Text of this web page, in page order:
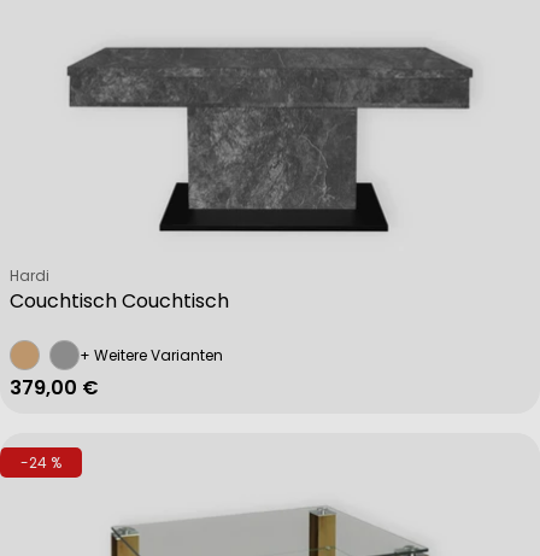
Couchtisch Couchtisch
Verkäufer:
Hardi
+ Weitere Varianten
Regulärer Preis
379,00 €
-24 %